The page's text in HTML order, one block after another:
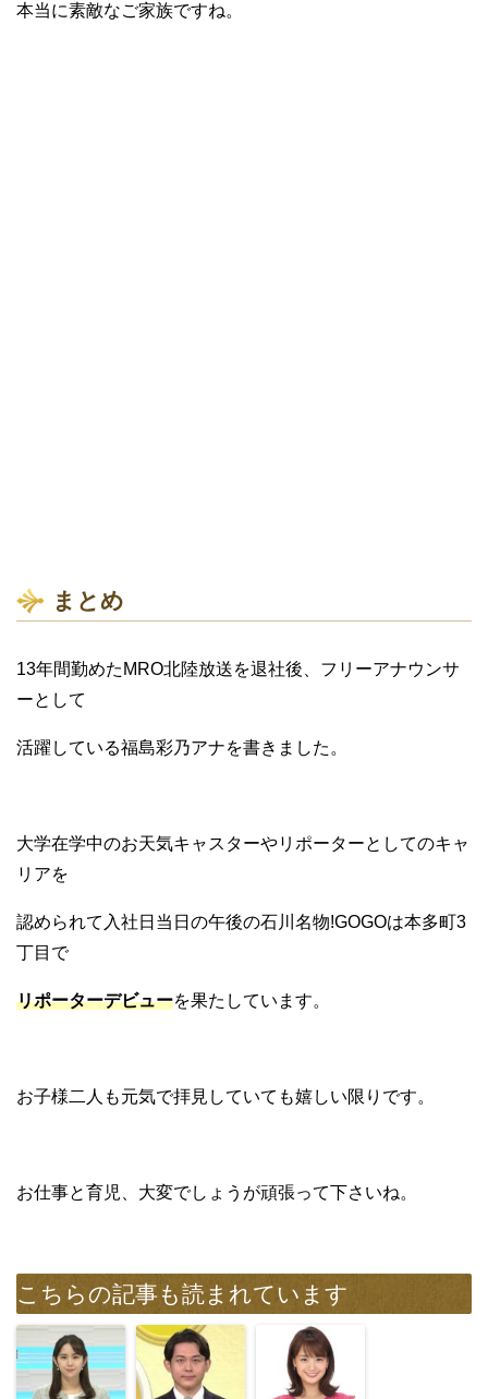
本当に素敵なご家族ですね。
まとめ
13年間勤めたMRO北陸放送を退社後、フリーアナウンサ
ーとして
活躍している福島彩乃アナを書きました。
大学在学中のお天気キャスターやリポーターとしてのキャ
リアを
認められて入社日当日の午後の石川名物!GOGOは本多町3
丁目で
リポーターデビューを果たしています。
お子様二人も元気で拝見していても嬉しい限りです。
お仕事と育児、大変でしょうが頑張って下さいね。
こちらの記事も読まれています